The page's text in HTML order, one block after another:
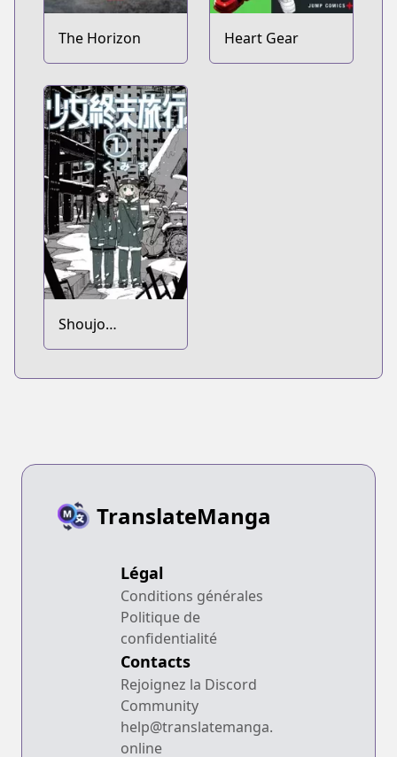
The Horizon Heart Gear
Shoujo
Shuumatsu
TranslateManga
Légal
Conditions générales
Politique de
confidentialité
Contacts
Rejoignez la Discord
Community
help@translatemanga.
online